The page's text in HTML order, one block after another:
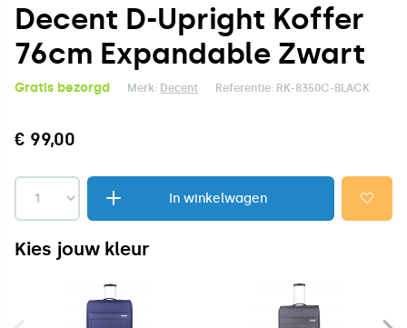
Decent D-Upright Koffer
76cm Expandable Zwart
Gratis bezorgd Merk: Decent Referentie: RK-8350C-BLACK
€ 99,00
In winkelwagen
Kies jouw kleur